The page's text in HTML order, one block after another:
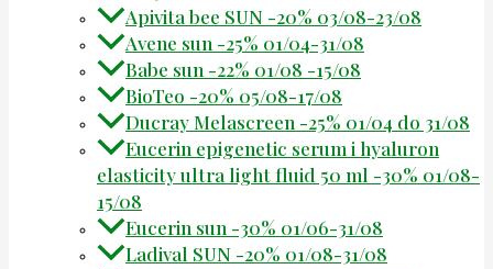
Apivita bee SUN -20% 03/08-23/08
Avene sun -25% 01/04-31/08
Babe sun -22% 01/08 -15/08
BioTeo -20% 05/08-17/08
Ducray Melascreen -25% 01/04 do 31/08
Eucerin epigenetic serum i hyaluron
elasticity ultra light fluid 50 ml -30% 01/08-
15/08
Eucerin sun -30% 01/06-31/08
Ladival SUN -20% 01/08-31/08